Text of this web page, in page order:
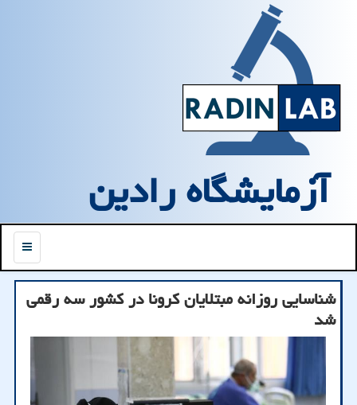
آزمایشگاه رادین
منو
شناسایی روزانه مبتلایان کرونا در کشور سه رقمی
شد